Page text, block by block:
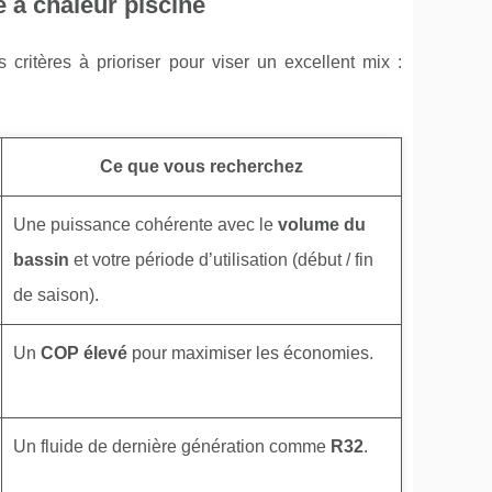
critères à prioriser pour viser un excellent mix :
Ce que vous recherchez
Une puissance cohérente avec le volume du
bassin et votre période d’utilisation (début / fin
de saison).
Un COP élevé pour maximiser les économies.
Un fluide de dernière génération comme R32.